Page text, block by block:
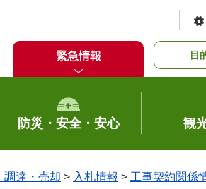
緊急情報 目
防災・安全・安心 観
調達・売却 > 入札情報 > 工事契約関係